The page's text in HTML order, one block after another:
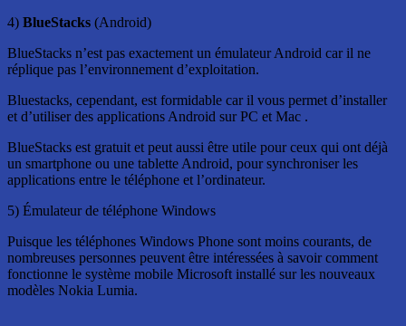
4) BlueStacks (Android)
BlueStacks n’est pas exactement un émulateur Android car il ne
réplique pas l’environnement d’exploitation.
Bluestacks, cependant, est formidable car il vous permet d’installer
et d’utiliser des applications Android sur PC et Mac .
BlueStacks est gratuit et peut aussi être utile pour ceux qui ont déjà
un smartphone ou une tablette Android, pour synchroniser les
applications entre le téléphone et l’ordinateur.
5) Émulateur de téléphone Windows
Puisque les téléphones Windows Phone sont moins courants, de
nombreuses personnes peuvent être intéressées à savoir comment
fonctionne le système mobile Microsoft installé sur les nouveaux
modèles Nokia Lumia.